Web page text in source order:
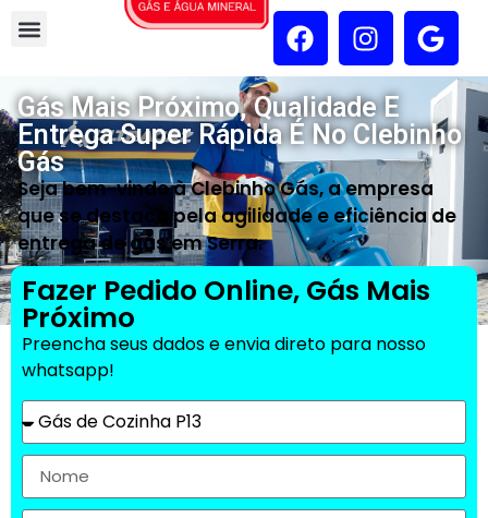
Gás Mais Próximo, Qualidade E
Entrega Super Rápida É No Clebinho
Gás
Seja bem-vindo à Clebinho Gás, a empresa
que se destaca pela agilidade e eficiência de
entrega de gás em Serra.
Fazer Pedido Online, Gás Mais
Próximo
Preencha seus dados e envia direto para nosso
whatsapp!